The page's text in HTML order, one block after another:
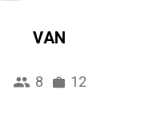
VAN
8 12